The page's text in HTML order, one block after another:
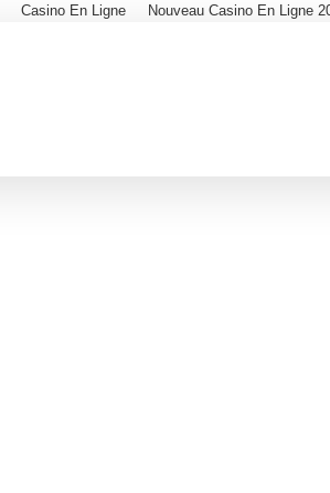
Casino En Ligne Nouveau Casino En Ligne